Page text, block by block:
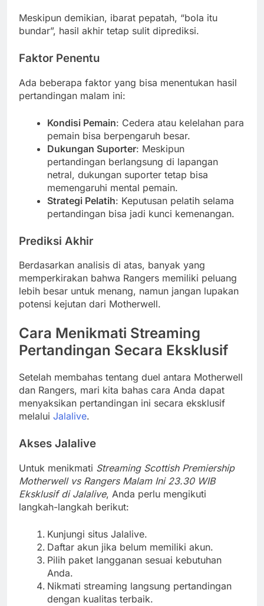
Meskipun demikian, ibarat pepatah, “bola itu
bundar”, hasil akhir tetap sulit diprediksi.
Faktor Penentu
Ada beberapa faktor yang bisa menentukan hasil
pertandingan malam ini:
Kondisi Pemain: Cedera atau kelelahan para
pemain bisa berpengaruh besar.
Dukungan Suporter: Meskipun
pertandingan berlangsung di lapangan
netral, dukungan suporter tetap bisa
memengaruhi mental pemain.
Strategi Pelatih: Keputusan pelatih selama
pertandingan bisa jadi kunci kemenangan.
Prediksi Akhir
Berdasarkan analisis di atas, banyak yang
memperkirakan bahwa Rangers memiliki peluang
lebih besar untuk menang, namun jangan lupakan
potensi kejutan dari Motherwell.
Cara Menikmati Streaming
Pertandingan Secara Eksklusif
Setelah membahas tentang duel antara Motherwell
dan Rangers, mari kita bahas cara Anda dapat
menyaksikan pertandingan ini secara eksklusif
melalui Jalalive.
Akses Jalalive
Untuk menikmati Streaming Scottish Premiership
Motherwell vs Rangers Malam Ini 23.30 WIB
Eksklusif di Jalalive, Anda perlu mengikuti
langkah-langkah berikut:
Kunjungi situs Jalalive.
Daftar akun jika belum memiliki akun.
Pilih paket langganan sesuai kebutuhan
Anda.
Nikmati streaming langsung pertandingan
dengan kualitas terbaik.